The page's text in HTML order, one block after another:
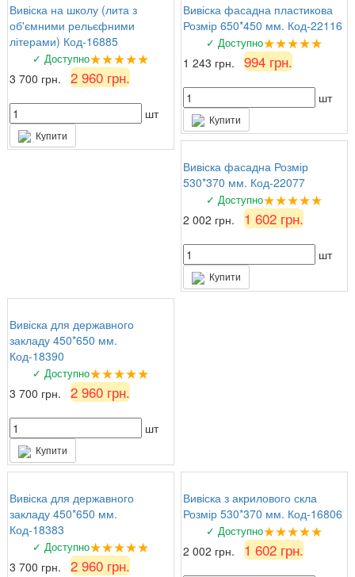
Вивіска на школу (лита з
об'ємними рельєфними
літерами) Код-16885
✓ Доступно★★★★★
3 700 грн. 2 960 грн.
шт
Купити
Вивіска фасадна пластикова
Розмір 650*450 мм. Код-22116
✓ Доступно★★★★★
1 243 грн. 994 грн.
шт
Купити
Вивіска фасадна Розмір
530*370 мм. Код-22077
✓ Доступно★★★★★
2 002 грн. 1 602 грн.
шт
Купити
Вивіска для державного
закладу 450*650 мм.
Код-18390
✓ Доступно★★★★★
3 700 грн. 2 960 грн.
шт
Купити
Вивіска для державного
закладу 450*650 мм.
Код-18383
✓ Доступно★★★★★
3 700 грн. 2 960 грн.
Вивіска з акрилового скла
Розмір 530*370 мм. Код-16806
✓ Доступно★★★★★
2 002 грн. 1 602 грн.